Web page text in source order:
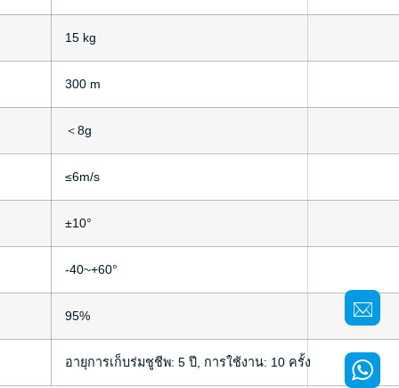
15 kg
300 m
＜8g
≤6m/s
±10°
-40~+60°
95%
อายุการเก็บร่มชูชีพ: 5 ปี, การใช้งาน: 10 ครั้ง